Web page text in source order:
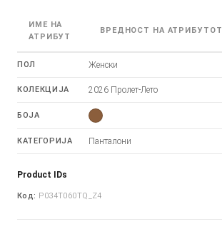
ИМЕ НА
АТРИБУТ
ВРЕДНОСТ НА АТРИБУТОТ
ПОЛ Женски
КОЛЕКЦИЈА 2026 Пролет-Лето
БОЈА
КАТЕГОРИЈА Панталони
Product IDs
Код: P034T060TQ_Z4